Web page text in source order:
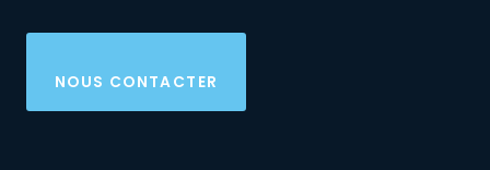
NOUS CONTACTER